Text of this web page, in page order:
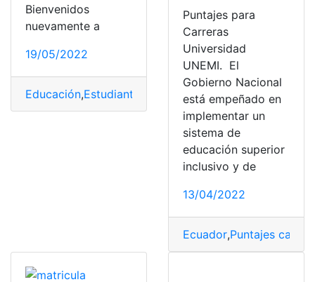
Bienvenidos
nuevamente a
19/05/2022
Educación,Estudiantes Materiales,pdf libro
Puntajes para
Carreras
Universidad
UNEMI. El
Gobierno Nacional
está empeñado en
implementar un
sistema de
educación superior
inclusivo y de
13/04/2022
Ecuador,Puntajes